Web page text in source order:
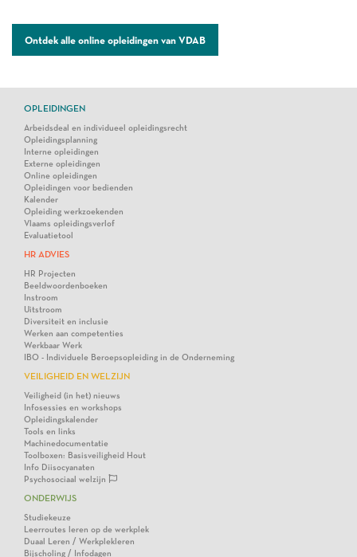
Ontdek alle online opleidingen van VDAB
OPLEIDINGEN
Arbeidsdeal en individueel opleidingsrecht
Opleidingsplanning
Interne opleidingen
Externe opleidingen
Online opleidingen
Opleidingen voor bedienden
Kalender
Opleiding werkzoekenden
Vlaams opleidingsverlof
Evaluatietool
HR ADVIES
HR Projecten
Beeldwoordenboeken
Instroom
Uitstroom
Diversiteit en inclusie
Werken aan competenties
Werkbaar Werk
IBO - Individuele Beroepsopleiding in de Onderneming
VEILIGHEID EN WELZIJN
Veiligheid (in het) nieuws
Infosessies en workshops
Opleidingskalender
Tools en links
Machinedocumentatie
Toolboxen: Basisveiligheid Hout
Info Diisocyanaten
Psychosociaal welzijn
ONDERWIJS
Studiekeuze
Leerroutes leren op de werkplek
Duaal Leren / Werkplekleren
Bijscholing / Infodagen